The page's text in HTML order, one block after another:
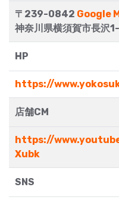
〒239-0842 Google
神奈川県横須賀市長
HP
https://
店舗CM
https://
Xubk
SNS